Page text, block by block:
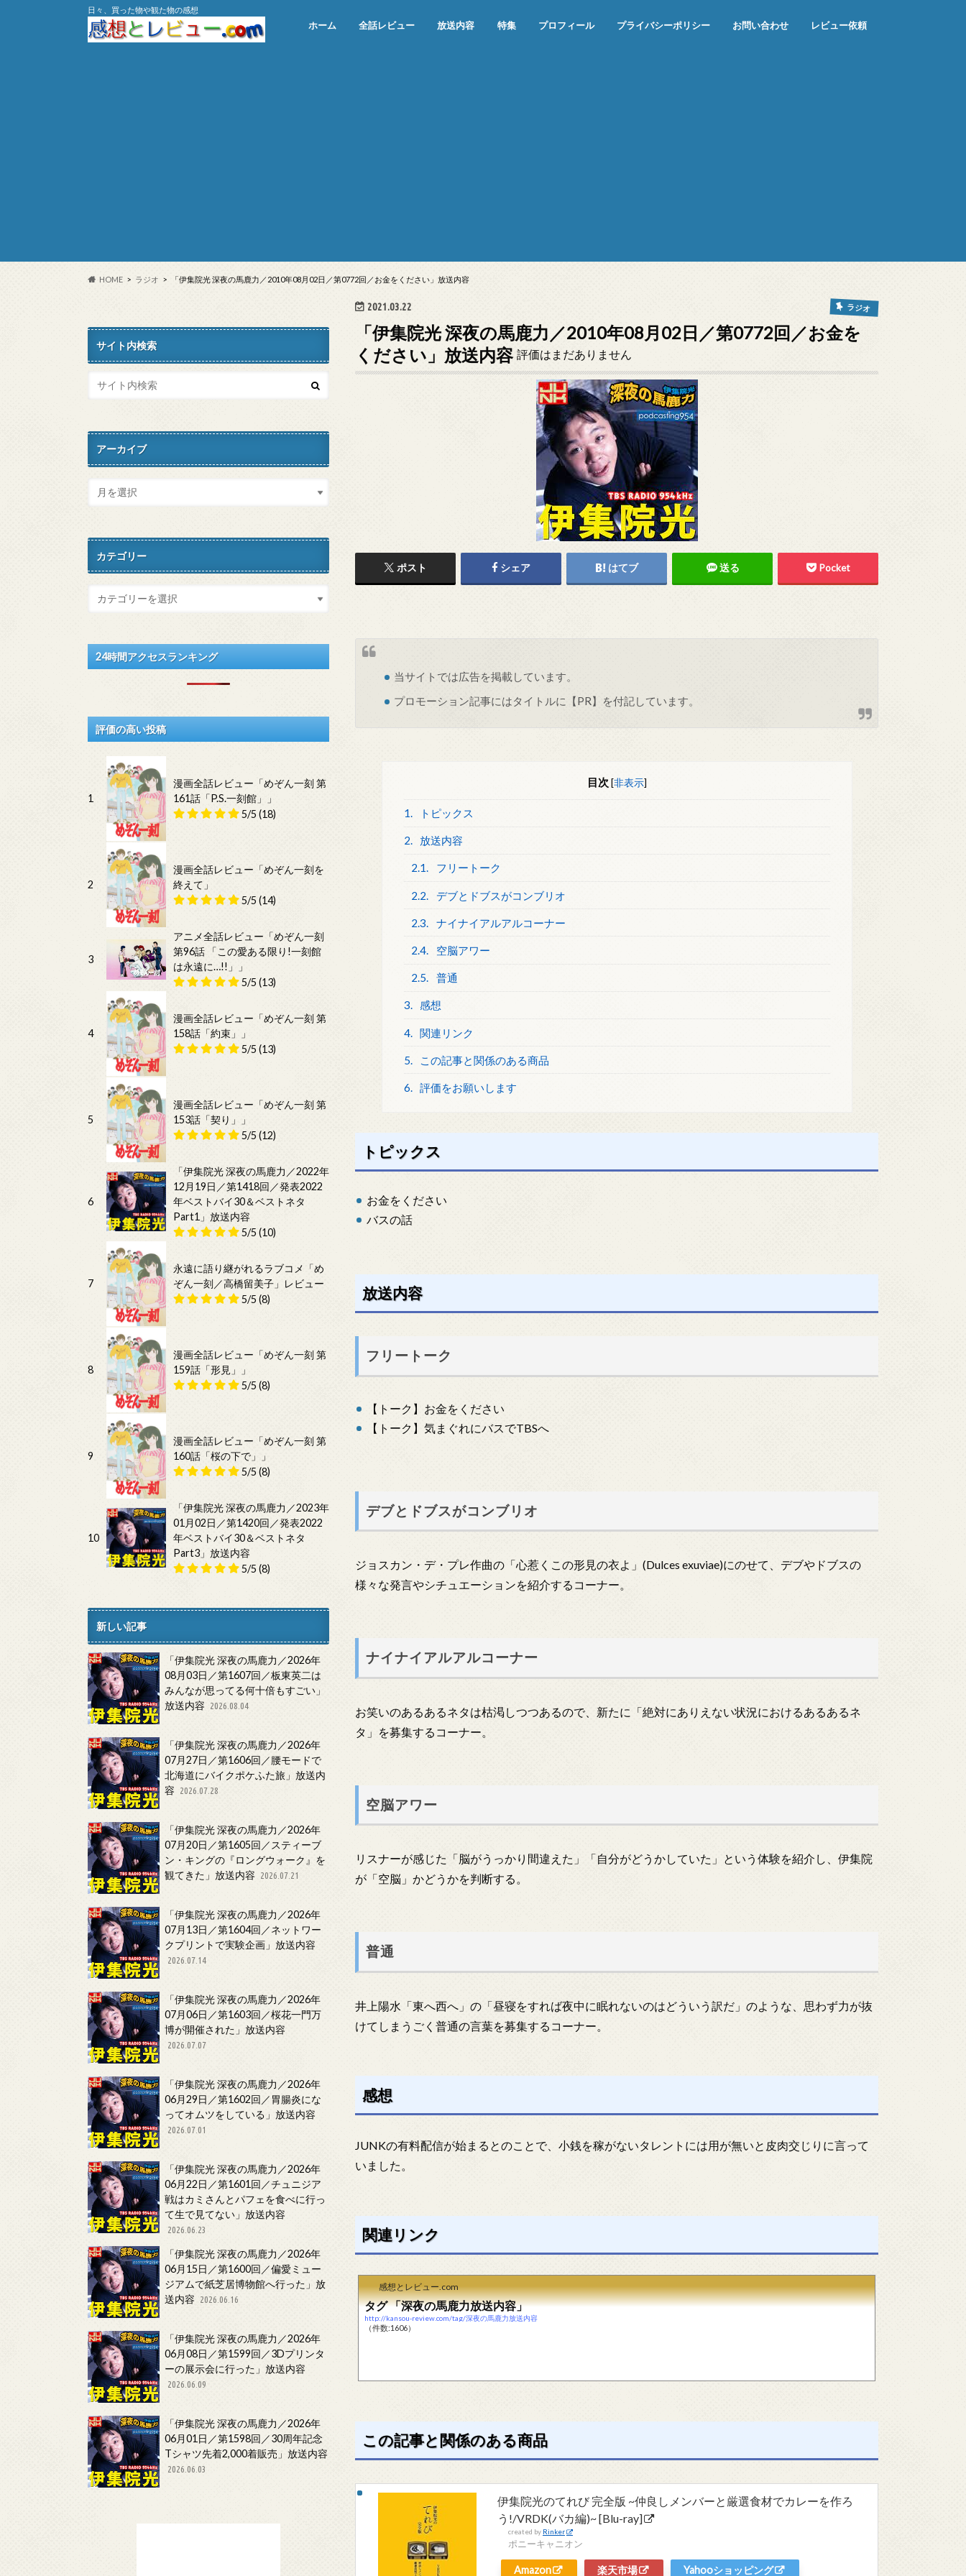
日々、買った物や観た物の感想
ホーム 全話レビュー 放送内容 特集 プロフィール プライバシーポリシー お問い合わせ レビュー依頼
HOME ラジオ 「伊集院光 深夜の馬鹿力／2010年08月02日／第0772回／お金をください」放送内容
2021.03.22 ラジオ
「伊集院光 深夜の馬鹿力／2010年08月02日／第0772回／お金を
ください」放送内容 評価はまだありません
ポスト シェア はてブ 送る Pocket
当サイトでは広告を掲載しています。
プロモーション記事にはタイトルに【PR】を付記しています。
目次 [非表示]
1. トピックス
2. 放送内容
2.1. フリートーク
2.2. デブとドブスがコンブリオ
2.3. ナイナイアルアルコーナー
2.4. 空脳アワー
2.5. 普通
3. 感想
4. 関連リンク
5. この記事と関係のある商品
6. 評価をお願いします
トピックス
お金をください
バスの話
放送内容
フリートーク
【トーク】お金をください
【トーク】気まぐれにバスでTBSへ
デブとドブスがコンブリオ
ジョスカン・デ・プレ作曲の「心惹くこの形見の衣よ」(Dulces exuviae)にのせて、デブやドブスの
様々な発言やシチュエーションを紹介するコーナー。
ナイナイアルアルコーナー
お笑いのあるあるネタは枯渇しつつあるので、新たに「絶対にありえない状況におけるあるあるネ
タ」を募集するコーナー。
空脳アワー
リスナーが感じた「脳がうっかり間違えた」「自分がどうかしていた」という体験を紹介し、伊集院
が「空脳」かどうかを判断する。
普通
井上陽水「東へ西へ」の「昼寝をすれば夜中に眠れないのはどういう訳だ」のような、思わず力が抜
けてしまうごく普通の言葉を募集するコーナー。
感想
JUNKの有料配信が始まるとのことで、小銭を稼がないタレントには用が無いと皮肉交じりに言って
いました。
関連リンク
感想とレビュー.com
タグ 「深夜の馬鹿力放送内容」
http://kansou-review.com/tag/深夜の馬鹿力放送内容
（件数:1606）
この記事と関係のある商品
伊集院光のてれび 完全版 ~仲良しメンバーと厳選食材でカレーを作ろ
う!/VRDK(バカ編)~ [Blu-ray]
created by Rinker
ポニーキャニオン
Amazon 楽天市場 Yahooショッピング
サイト内検索
アーカイブ
カテゴリー
24時間アクセスランキング
評価の高い投稿
1
漫画全話レビュー「めぞん一刻 第
161話「P.S.一刻館」」
5/5 (18)
2
漫画全話レビュー「めぞん一刻を
終えて」
5/5 (14)
3
アニメ全話レビュー「めぞん一刻
第96話 「この愛ある限り!一刻館
は永遠に…!!」」
5/5 (13)
4
漫画全話レビュー「めぞん一刻 第
158話「約束」」
5/5 (13)
5
漫画全話レビュー「めぞん一刻 第
153話「契り」」
5/5 (12)
6
「伊集院光 深夜の馬鹿力／2022年
12月19日／第1418回／発表2022
年ベストバイ30＆ベストネタ
Part1」放送内容
5/5 (10)
7
永遠に語り継がれるラブコメ「め
ぞん一刻／高橋留美子」レビュー
5/5 (8)
8
漫画全話レビュー「めぞん一刻 第
159話「形見」」
5/5 (8)
9
漫画全話レビュー「めぞん一刻 第
160話「桜の下で」」
5/5 (8)
10
「伊集院光 深夜の馬鹿力／2023年
01月02日／第1420回／発表2022
年ベストバイ30＆ベストネタ
Part3」放送内容
5/5 (8)
新しい記事
「伊集院光 深夜の馬鹿力／2026年
08月03日／第1607回／板東英二は
みんなが思ってる何十倍もすごい」
放送内容
2026.08.04
「伊集院光 深夜の馬鹿力／2026年
07月27日／第1606回／腰モードで
北海道にバイクポケふた旅」放送内
容
2026.07.28
「伊集院光 深夜の馬鹿力／2026年
07月20日／第1605回／スティーブ
ン・キングの『ロングウォーク』を
観てきた」放送内容
2026.07.21
「伊集院光 深夜の馬鹿力／2026年
07月13日／第1604回／ネットワー
クプリントで実験企画」放送内容
2026.07.14
「伊集院光 深夜の馬鹿力／2026年
07月06日／第1603回／桜花一門万
博が開催された」放送内容
2026.07.07
「伊集院光 深夜の馬鹿力／2026年
06月29日／第1602回／胃腸炎にな
ってオムツをしている」放送内容
2026.07.01
「伊集院光 深夜の馬鹿力／2026年
06月22日／第1601回／チュニジア
戦はカミさんとパフェを食べに行っ
て生で見てない」放送内容
2026.06.23
「伊集院光 深夜の馬鹿力／2026年
06月15日／第1600回／偏愛ミュー
ジアムで紙芝居博物館へ行った」放
送内容
2026.06.16
「伊集院光 深夜の馬鹿力／2026年
06月08日／第1599回／3Dプリンタ
ーの展示会に行った」放送内容
2026.06.09
「伊集院光 深夜の馬鹿力／2026年
06月01日／第1598回／30周年記念
Tシャツ先着2,000着販売」放送内容
2026.06.03